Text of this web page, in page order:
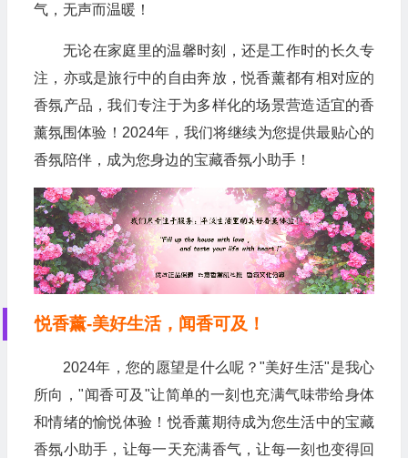
气，无声而温暖！
无论在家庭里的温馨时刻，还是工作时的长久专
注，亦或是旅行中的自由奔放，悦香薰都有相对应的
香氛产品，我们专注于为多样化的场景营造适宜的香
薰氛围体验！2024年，我们将继续为您提供最贴心的
香氛陪伴，成为您身边的宝藏香氛小助手！
悦香薰-美好生活，闻香可及！
2024年，您的愿望是什么呢？"美好生活"是我心
所向，"闻香可及"让简单的一刻也充满气味带给身体
和情绪的愉悦体验！悦香薰期待成为您生活中的宝藏
香氛小助手，让每一天充满香气，让每一刻也变得回